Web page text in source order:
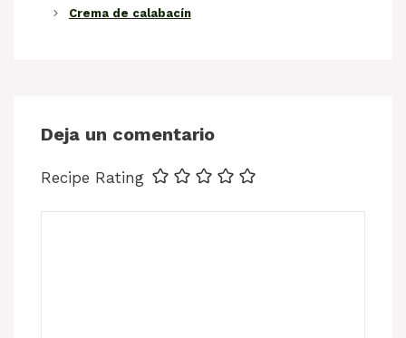
Crema de calabacín
Deja un comentario
Recipe Rating